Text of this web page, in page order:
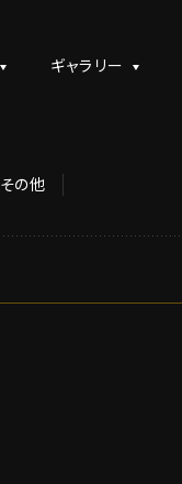
ギャラリー
その他